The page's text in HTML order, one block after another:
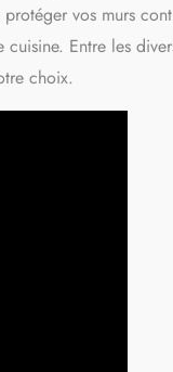
vos murs
Entre les
choix.